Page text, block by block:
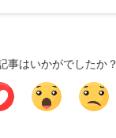
事はいかがでしたか？